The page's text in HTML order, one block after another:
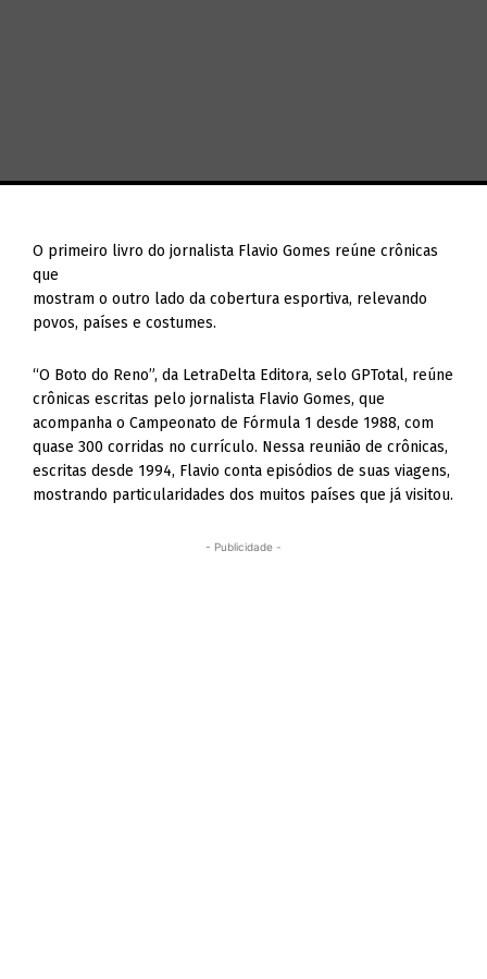
O primeiro livro do jornalista Flavio Gomes reúne crônicas
que
mostram o outro lado da cobertura esportiva, relevando
povos, países e costumes.
“O Boto do Reno”, da LetraDelta Editora, selo GPTotal, reúne
crônicas escritas pelo jornalista Flavio Gomes, que
acompanha o Campeonato de Fórmula 1 desde 1988, com
quase 300 corridas no currículo. Nessa reunião de crônicas,
escritas desde 1994, Flavio conta episódios de suas viagens,
mostrando particularidades dos muitos países que já visitou.
- Publicidade -